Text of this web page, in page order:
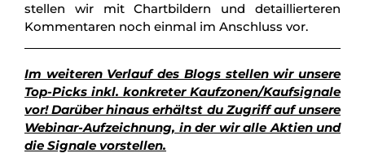
stellen wir mit Chartbildern und detaillierteren
Kommentaren noch einmal im Anschluss vor.
Im weiteren Verlauf des Blogs stellen wir unsere
Top-Picks inkl. konkreter Kaufzonen/Kaufsignale
vor! Darüber hinaus erhältst du Zugriff auf unsere
Webinar-Aufzeichnung, in der wir alle Aktien und
die Signale vorstellen.